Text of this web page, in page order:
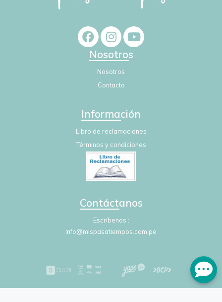
Nosotros
Nosotros
Contacto
Información
Libro de reclamaciones
Términos y condiciones
Contáctanos
Escríbenos
info@mispasatiempos.com.pe